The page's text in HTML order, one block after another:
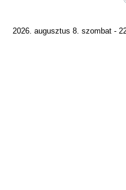
2026. augusztus 8. szombat -